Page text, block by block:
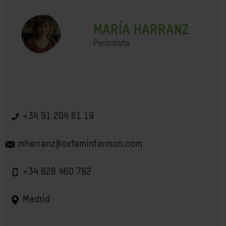
MARÍA HARRANZ
Periodista
+34 91 204 61 19
mherranz@oxfamintermon.com
+34 628 460 782
Madrid